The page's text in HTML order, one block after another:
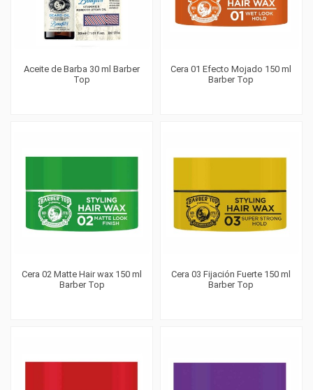
Aceite de Barba 30 ml Barber
Top
Cera 01 Efecto Mojado 150 ml
Barber Top
Cera 02 Matte Hair wax 150 ml
Barber Top
Cera 03 Fijación Fuerte 150 ml
Barber Top